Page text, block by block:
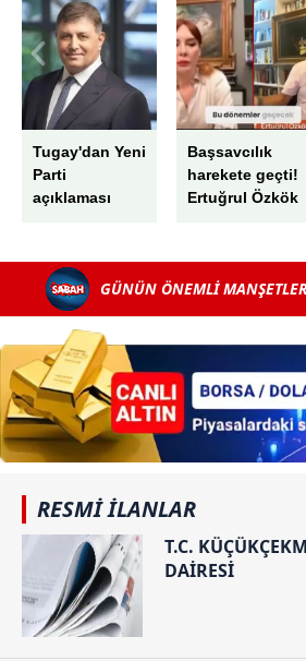
6698 sayılı Kişisel Verilerin
hazırlanmış Aydınlatma Metnimizi
ilgili mevzuata uygun olarak
almak için lütfentıklayınız.
Tugay'dan Yeni
Parti
açıklaması
Başsavcılık
harekete geçti!
Ertuğrul Özkök
hakaret’
soruşturması
GÜNÜN ÖNEMLİ
RESMİ İLANLAR
T.C.
DAİRESİ